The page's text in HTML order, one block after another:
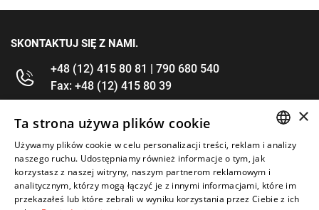
SKONTAKTUJ SIĘ Z NAMI.
+48 (12) 415 80 81 | 790 680 540
Fax: +48 (12) 415 80 39
kontakt@im-narzedzia.pl
INFORMACJE
OFERTA
ENGLISH
×
Ta strona używa plików cookie
Używamy plików cookie w celu personalizacji treści, reklam i analizy
naszego ruchu. Udostępniamy również informacje o tym, jak
korzystasz z naszej witryny, naszym partnerom reklamowym i
analitycznym, którzy mogą łączyć je z innymi informacjami, które im
przekazałeś lub które zebrali w wyniku korzystania przez Ciebie z ich